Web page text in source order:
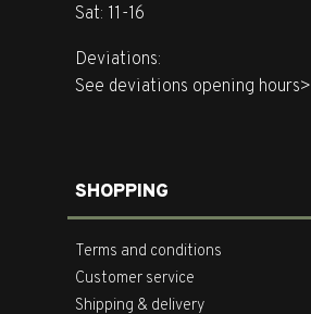
Sat: 11-16
Deviations:
See deviations opening hours>
SHOPPING
Terms and conditions
Customer service
Shipping & delivery